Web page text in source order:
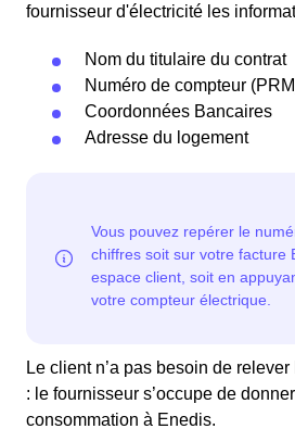
fournisseur d'électricité les
Nom du titulaire du contrat
Numéro de compteur
Coordonnées Bancaires
Adresse du logement
Le client n’a pas besoin de
: le fournisseur s’occupe de
consommation à Enedis.